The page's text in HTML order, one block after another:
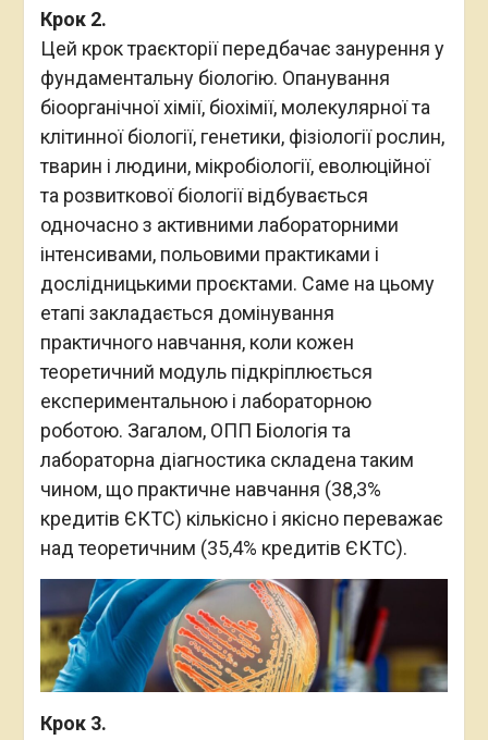
Крок 2.
Цей крок траєкторії передбачає занурення у
фундаментальну біологію. Опанування
біоорганічної хімії, біохімії, молекулярної та
клітинної біології, генетики, фізіології рослин,
тварин і людини, мікробіології, еволюційної
та розвиткової біології відбувається
одночасно з активними лабораторними
інтенсивами, польовими практиками і
дослідницькими проєктами. Саме на цьому
етапі закладається домінування
практичного навчання, коли кожен
теоретичний модуль підкріплюється
експериментальною і лабораторною
роботою. Загалом, ОПП Біологія та
лабораторна діагностика складена таким
чином, що практичне навчання (38,3%
кредитів ЄКТС) кількісно і якісно переважає
над теоретичним (35,4% кредитів ЄКТС).
Крок 3.